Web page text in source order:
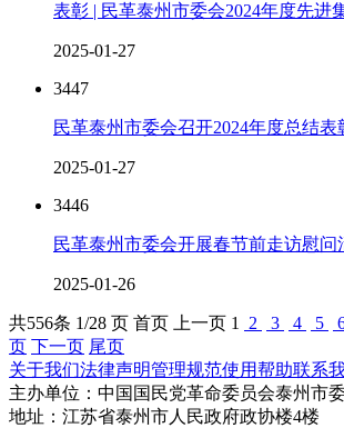
表彰 | 民革泰州市委会2024年度先进
2025-01-27
3447
民革泰州市委会召开2024年度总结表
2025-01-27
3446
民革泰州市委会开展春节前走访慰问
2025-01-26
共556条 1/28 页 首页 上一页 1 2 3 4 5
页 下一页 尾页
关于我们法律声明管理规范使用帮助联系
主办单位：中国国民党革命委员会泰州市
地址：江苏省泰州市人民政府政协楼4楼